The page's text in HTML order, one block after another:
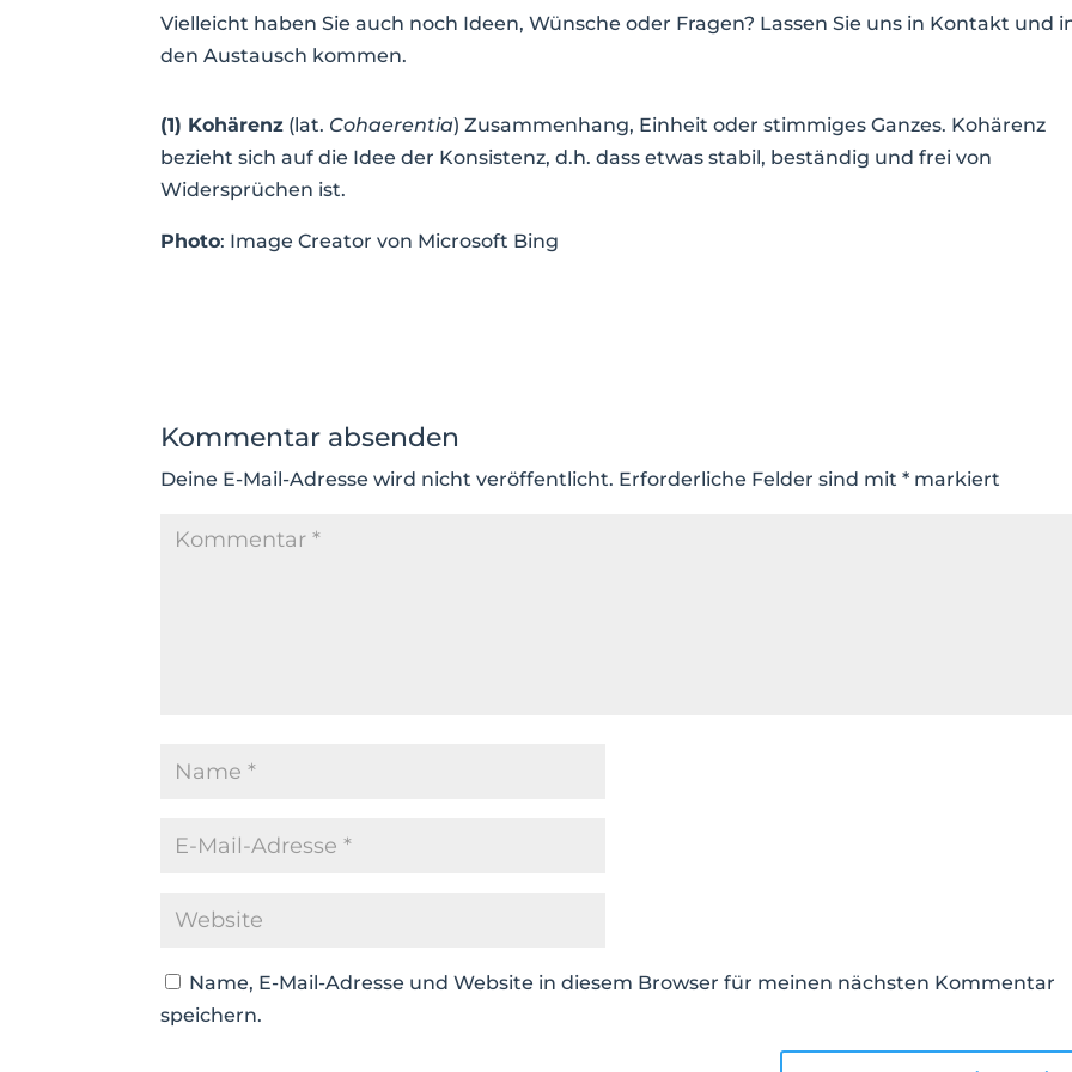
Vielleicht haben Sie auch noch Ideen, Wünsche oder Fragen? Lassen Sie uns in Kontakt und
den Austausch kommen.
(1) Kohärenz (lat. Cohaerentia) Zusammenhang, Einheit oder stimmiges Ganzes. Kohärenz
bezieht sich auf die Idee der Konsistenz, d.h. dass etwas stabil, beständig und frei von
Widersprüchen ist.
Photo: Image Creator von Microsoft Bing
Kommentar absenden
Deine E-Mail-Adresse wird nicht veröffentlicht. Erforderliche Felder sind mit* markiert
Name, E-Mail-Adresse und Website in diesem Browser für meinen nächsten Kommentar
speichern.